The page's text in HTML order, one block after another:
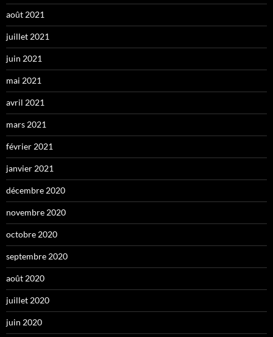
août 2021
juillet 2021
juin 2021
mai 2021
avril 2021
mars 2021
février 2021
janvier 2021
décembre 2020
novembre 2020
octobre 2020
septembre 2020
août 2020
juillet 2020
juin 2020